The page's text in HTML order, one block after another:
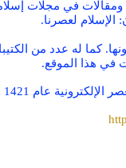
في مجلات إسلامية
الإسلام لعصرنا.
له عدد من الكتيبات
في هذا الموقع.
عام 1421 هجرية.